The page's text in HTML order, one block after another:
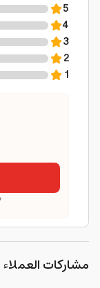
5
4
3
2
1
مشاركات العملاء